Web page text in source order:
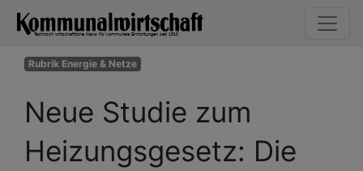
Rubrik Energie & Netze
Neue Studie zum
Heizungsgesetz: Die